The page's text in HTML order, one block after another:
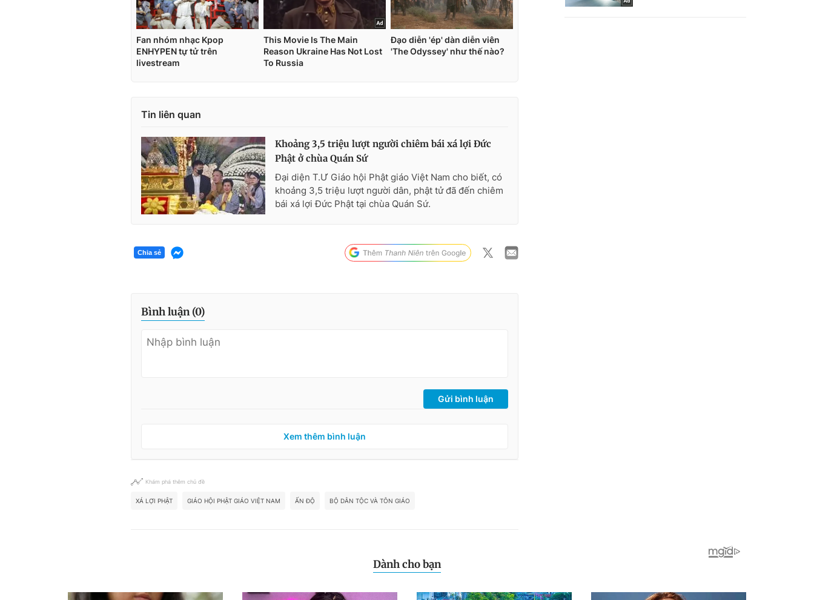
Tin liên quan
Khoảng 3,5 triệu lượt người chiêm bái xá lợi Đức
Phật ở chùa Quán Sứ
Đại diện T.Ư Giáo hội Phật giáo Việt Nam cho biết, có
khoảng 3,5 triệu lượt người dân, phật tử đã đến chiêm
bái xá lợi Đức Phật tại chùa Quán Sứ.
Chia sẻ
Bình luận (0)
Gửi bình luận
Xem thêm bình luận
Khám phá thêm chủ đề
XÁ LỢI PHẬT GIÁO HỘI PHẬT GIÁO VIỆT NAM ẤN ĐỘ BỘ DÂN TỘC VÀ TÔN GIÁO